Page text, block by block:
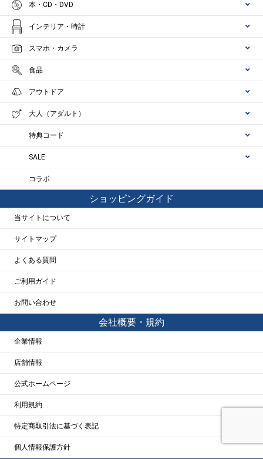
本・CD・DVD
インテリア・時計
スマホ・カメラ
食品
アウトドア
大人（アダルト）
特典コード
SALE
コラボ
ショッピングガイド
当サイトについて
サイトマップ
よくある質問
ご利用ガイド
お問い合わせ
会社概要・規約
企業情報
店舗情報
公式ホームページ
利用規約
特定商取引法に基づく表記
個人情報保護方針